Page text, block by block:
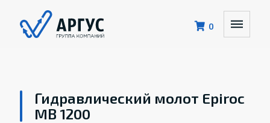
0
Гидравлический молот Epiroc
MB 1200